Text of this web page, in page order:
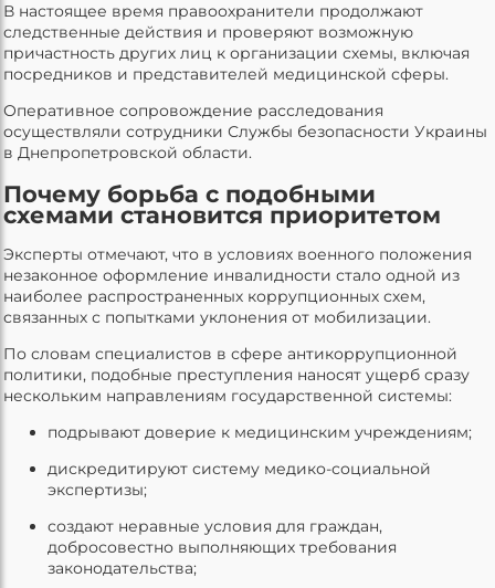
В настоящее время правоохранители продолжают
следственные действия и проверяют возможную
причастность других лиц к организации схемы, включая
посредников и представителей медицинской сферы.
Оперативное сопровождение расследования
осуществляли сотрудники Службы безопасности Украины
в Днепропетровской области.
Почему борьба с подобными
схемами становится приоритетом
Эксперты отмечают, что в условиях военного положения
незаконное оформление инвалидности стало одной из
наиболее распространенных коррупционных схем,
связанных с попытками уклонения от мобилизации.
По словам специалистов в сфере антикоррупционной
политики, подобные преступления наносят ущерб сразу
нескольким направлениям государственной системы:
подрывают доверие к медицинским учреждениям;
дискредитируют систему медико-социальной
экспертизы;
создают неравные условия для граждан,
добросовестно выполняющих требования
законодательства;